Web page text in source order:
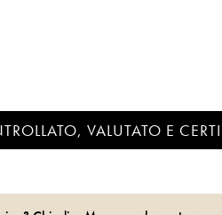
VALUTATO E